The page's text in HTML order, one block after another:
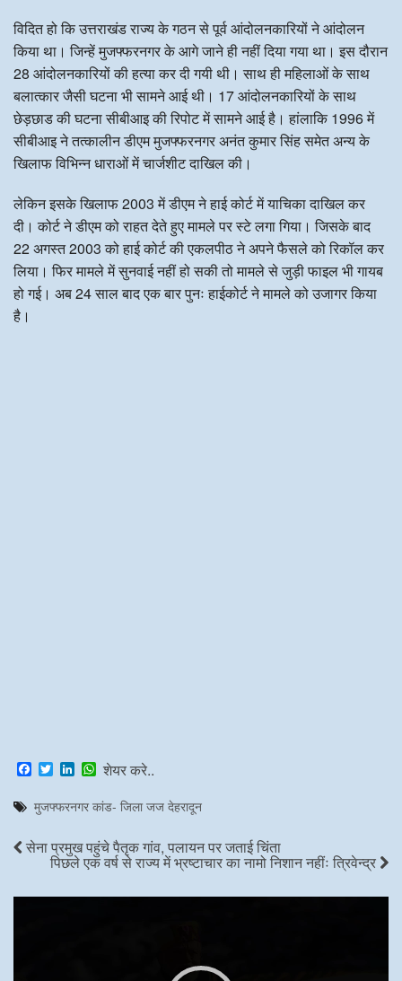
विदित हो कि उत्तराखंड राज्य के गठन से पूर्व आंदोलनकारियों ने आंदोलन
किया था। जिन्हें मुजफ्फरनगर के आगे जाने ही नहीं दिया गया था। इस दौरान
28 आंदोलनकारियों की हत्या कर दी गयी थी। साथ ही महिलाओं के साथ
बलात्कार जैसी घटना भी सामने आई थी। 17 आंदोलनकारियों के साथ
छेड़छाड की घटना सीबीआइ की रिपोट में सामने आई है। हांलाकि 1996 में
सीबीआइ ने तत्कालीन डीएम मुजफ्फरनगर अनंत कुमार सिंह समेत अन्य के
खिलाफ विभिन्न धाराओं में चार्जशीट दाखिल की।
लेकिन इसके खिलाफ 2003 में डीएम ने हाई कोर्ट में याचिका दाखिल कर
दी। कोर्ट ने डीएम को राहत देते हुए मामले पर स्टे लगा गिया। जिसके बाद
22 अगस्त 2003 को हाई कोर्ट की एकलपीठ ने अपने फैसले को रिकॉल कर
लिया। फिर मामले में सुनवाई नहीं हो सकी तो मामले से जुड़ी फाइल भी गायब
हो गई। अब 24 साल बाद एक बार पुनः हाईकोर्ट ने मामले को उजागर किया
है।
F
a
e
o
o
T
w
t
e
r
L
k
d
I
n
W
a
t
A
p
p
शेयर करे..
मुजफ्फरनगर कांड- जिला जज देहरादून
सेना प्रमुख पहुंचे पैतृक गांव, पलायन पर जताई चिंता
पिछले एक वर्ष से राज्य में भ्रष्टाचार का नामो निशान नहींः त्रिवेन्द्र